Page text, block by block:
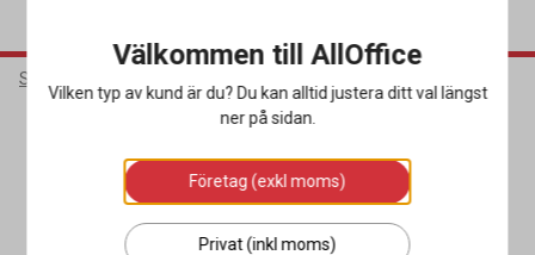
Städ & Hygien
Miljöval
Välkommen till AllOffice
Vilken typ av kund är du? Du kan alltid justera ditt val längst
ner på sidan.
Företag (exkl moms)
Privat (inkl moms)